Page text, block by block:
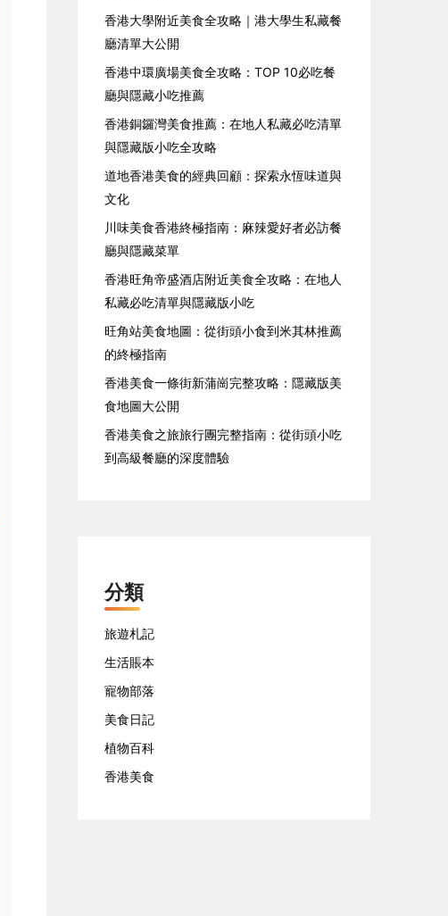
香港大學附近美食全攻略｜港大學生私藏餐
廳清單大公開
香港中環廣場美食全攻略：TOP 10必吃餐
廳與隱藏小吃推薦
香港銅鑼灣美食推薦：在地人私藏必吃清單
與隱藏版小吃全攻略
道地香港美食的經典回顧：探索永恆味道與
文化
川味美食香港終極指南：麻辣愛好者必訪餐
廳與隱藏菜單
香港旺角帝盛酒店附近美食全攻略：在地人
私藏必吃清單與隱藏版小吃
旺角站美食地圖：從街頭小食到米其林推薦
的終極指南
香港美食一條街新蒲崗完整攻略：隱藏版美
食地圖大公開
香港美食之旅旅行團完整指南：從街頭小吃
到高級餐廳的深度體驗
分類
旅遊札記
生活賬本
寵物部落
美食日記
植物百科
香港美食